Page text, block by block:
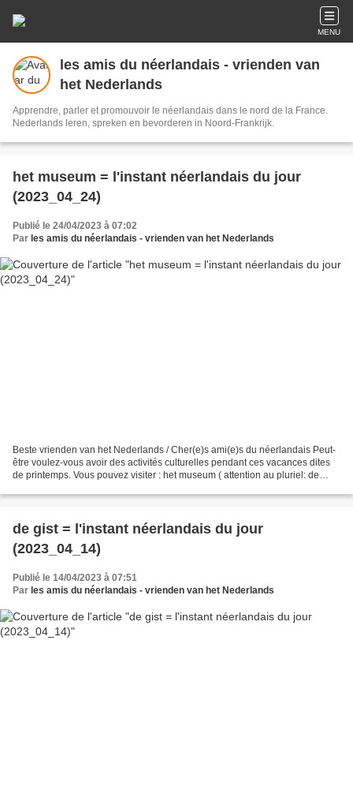
MENU
les amis du néerlandais - vrienden van
het Nederlands
Apprendre, parler et promouvoir le néerlandais dans le nord de la France.
Nederlands leren, spreken en bevorderen in Noord-Frankrijk.
het museum = l'instant néerlandais du jour
(2023_04_24)
Publié le 24/04/2023 à 07:02
Par les amis du néerlandais - vrienden van het Nederlands
Beste vrienden van het Nederlands / Cher(e)s ami(e)s du néerlandais Peut-
être voulez-vous avoir des activités culturelles pendant ces vacances dites
de printemps. Vous pouvez visiter : het museum ( attention au pluriel: de
https://upload.wikimedia.org/wikipedia/commons/5/50/Nl-museum.ogg...
de gist = l'instant néerlandais du jour
(2023_04_14)
Publié le 14/04/2023 à 07:51
Par les amis du néerlandais - vrienden van het Nederlands